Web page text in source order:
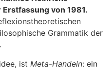
von 1981.
Grammatik der
ist Meta-Handeln: ein